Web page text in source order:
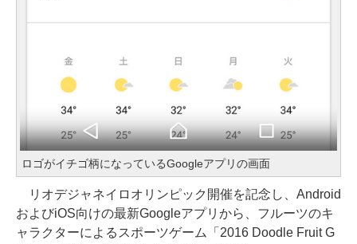
ロゴがイチゴ柄になっているGoogleアプリの画面
リオデジャネイロオリンピック開催を記念し、Android
およびiOS向けの最新Googleアプリから、フルーツのキ
ャラクターによるスポーツゲーム「2016 Doodle Fruit G